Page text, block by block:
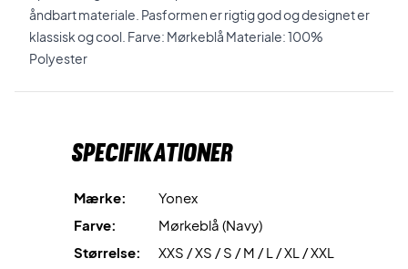
åndbart materiale. Pasformen er rigtig god og designet er
klassisk og cool. Farve: Mørkeblå Materiale: 100%
Polyester
Specifikationer
Mærke:
Yonex
Farve:
Mørkeblå (Navy)
Størrelse:
XXS / XS / S / M / L / XL / XXL